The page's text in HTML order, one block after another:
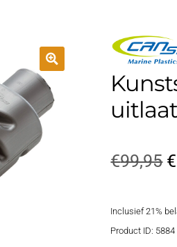
€99,95 €
Inclusief 21%
Product ID: 5884